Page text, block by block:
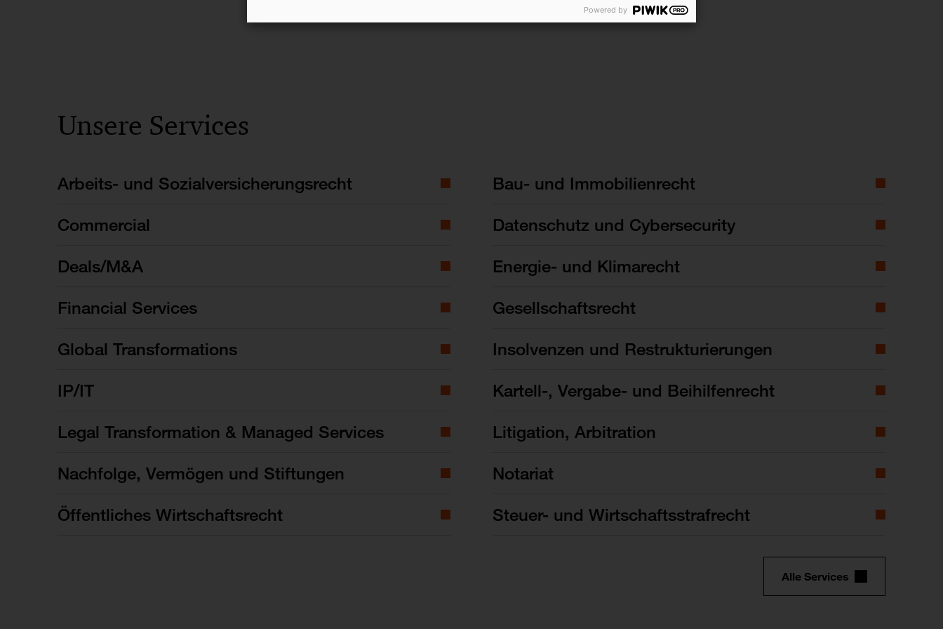
Körperschaftsteueranrechnungsverfahren, DStZ 1999, 505 ff. (zusammen mit Prof. Dr. Jörg
Unsere Services
Arbeits- und Sozialversicherungsrecht Bau- und Immobilienrecht
Commercial Datenschutz und Cybersecurity
Deals/M&A Energie- und Klimarecht
Financial Services Gesellschaftsrecht
Global Transformations Insolvenzen und Restrukturierungen
IP/IT Kartell-, Vergabe- und Beihilfenrecht
Legal Transformation & Managed Services Litigation, Arbitration
Nachfolge, Vermögen und Stiftungen Notariat
Öffentliches Wirtschaftsrecht Steuer- und Wirtschaftsstrafrecht
Alle Services
Powered by